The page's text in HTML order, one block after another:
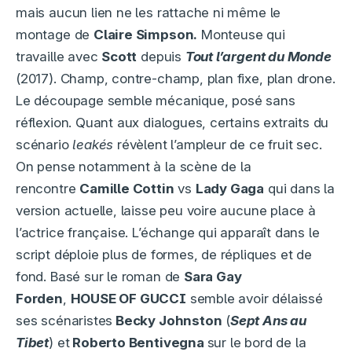
mais aucun lien ne les rattache ni même le
montage de Claire Simpson. Monteuse qui
travaille avec Scott depuis Tout l’argent du Monde
(2017). Champ, contre-champ, plan fixe, plan drone.
Le découpage semble mécanique, posé sans
réflexion. Quant aux dialogues, certains extraits du
scénarioleakés révèlent l’ampleur de ce fruit sec.
On pense notamment à la scène de la
rencontre Camille Cottin vs Lady Gaga qui dans la
version actuelle, laisse peu voire aucune place à
l’actrice française. L’échange qui apparaît dans le
script déploie plus de formes, de répliques et de
fond. Basé sur le roman de Sara Gay
Forden, HOUSE OF GUCCI semble avoir délaissé
ses scénaristes Becky Johnston (Sept Ans au
Tibet) etRoberto Bentivegna sur le bord de la